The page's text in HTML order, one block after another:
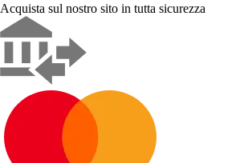
Acquista sul nostro sito in tutta sicurezza